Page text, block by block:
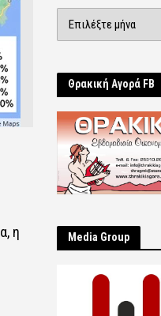
η
Θρακική Αγορά FB
Μedia Group